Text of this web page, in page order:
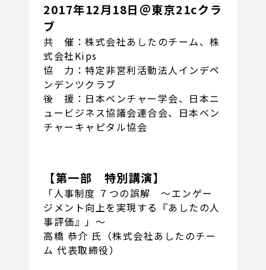
2017年12月18日＠東京21cクラ
ブ
共 催：株式会社あしたのチーム、株
式会社Kips
協 力：特定非営利活動法人インデペ
ンデンツクラブ
後 援：日本ベンチャー学会、日本ニ
ュービジネス協議会連合会、日本ベン
チャーキャピタル協会
【第一部 特別講演】
「人事制度 ７つの誤解 ～エンゲー
ジメント向上を実現する『あしたの人
事評価』」～
高橋 恭介 氏（株式会社あしたのチー
ム 代表取締役）